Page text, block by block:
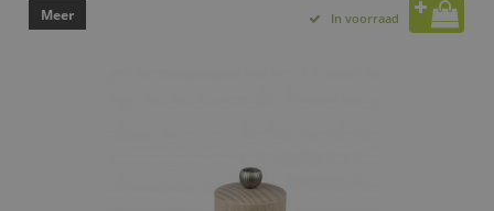
Meer In voorraad